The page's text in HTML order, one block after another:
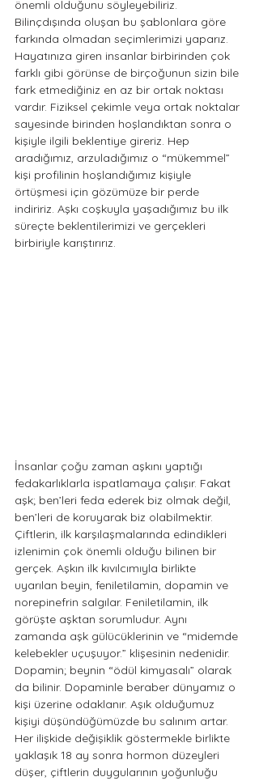
önemli olduğunu söyleyebiliriz.
Bilinçdışında oluşan bu şablonlara göre
farkında olmadan seçimlerimizi yaparız.
Hayatınıza giren insanlar birbirinden çok
farklı gibi görünse de birçoğunun sizin bile
fark etmediğiniz en az bir ortak noktası
vardır. Fiziksel çekimle veya ortak noktalar
sayesinde birinden hoşlandıktan sonra o
kişiyle ilgili beklentiye gireriz. Hep
aradığımız, arzuladığımız o “mükemmel”
kişi profilinin hoşlandığımız kişiyle
örtüşmesi için gözümüze bir perde
indiririz. Aşkı coşkuyla yaşadığımız bu ilk
süreçte beklentilerimizi ve gerçekleri
birbiriyle karıştırırız.
İnsanlar çoğu zaman aşkını yaptığı
fedakarlıklarla ispatlamaya çalışır. Fakat
aşk; ben’leri feda ederek biz olmak değil,
ben’leri de koruyarak biz olabilmektir.
Çiftlerin, ilk karşılaşmalarında edindikleri
izlenimin çok önemli olduğu bilinen bir
gerçek. Aşkın ilk kıvılcımıyla birlikte
uyarılan beyin, feniletilamin, dopamin ve
norepinefrin salgılar. Feniletilamin, ilk
görüşte aşktan sorumludur. Aynı
zamanda aşk gülücüklerinin ve “midemde
kelebekler uçuşuyor.” klişesinin nedenidir.
Dopamin; beynin “ödül kimyasalı” olarak
da bilinir. Dopaminle beraber dünyamız o
kişi üzerine odaklanır. Aşık olduğumuz
kişiyi düşündüğümüzde bu salınım artar.
Her ilişkide değişiklik göstermekle birlikte
yaklaşık 18 ay sonra hormon düzeyleri
düşer, çiftlerin duygularının yoğunluğu